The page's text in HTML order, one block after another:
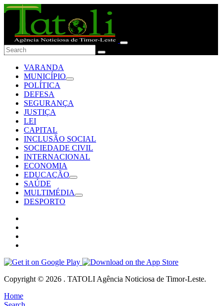
VARANDA
MUNICÍPIO
POLÍTICA
DEFESA
SEGURANÇA
JUSTIÇA
LEI
CAPITAL
INCLUSÃO SOCIAL
SOCIEDADE CIVIL
INTERNACIONAL
ECONOMIA
EDUCAÇÃO
SAÚDE
MULTIMÉDIA
DESPORTO
Copyright © 2026 . TATOLI Agência Noticiosa de Timor-Leste.
Home